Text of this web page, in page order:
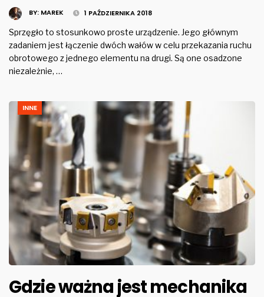
BY: MAREK 1 PAŹDZIERNIKA 2018
Sprzęgło to stosunkowo proste urządzenie. Jego głównym
zadaniem jest łączenie dwóch wałów w celu przekazania ruchu
obrotowego z jednego elementu na drugi. Są one osadzone
niezależnie, …
INNE
Gdzie ważna jest mechanika